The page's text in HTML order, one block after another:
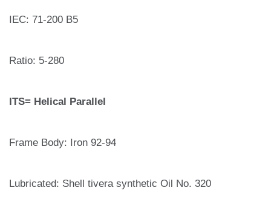
IEC: 71-200 B5
Ratio: 5-280
ITS= Helical Parallel
Frame Body: Iron 92-94
Lubricated: Shell tivera synthetic Oil No. 320